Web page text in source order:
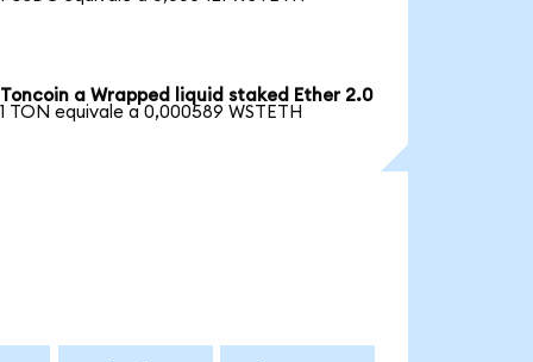
Toncoin a Wrapped liquid staked Ether 2.0
1 TON equivale a 0,000589 WSTETH